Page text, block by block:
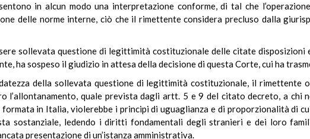
in alcun modo una interpretazione conforme, di tal che
delle norme interne, ciò che il rimettente considera precluso dalla
sollevata questione di legittimità costituzionale delle citate
ha sospeso il giudizio in attesa della decisione di questa Corte, cui ha
della sollevata questione di legittimità costituzionale, il rimettente
quale prevista dagli artt. 5 e 9 del citato decreto, a chi
in Italia, violerebbe i principi di uguaglianza e di proporzionalità di
sostanziale, ledendo i diritti fondamentali degli stranieri e dei loro
presentazione di un’istanza amministrativa.